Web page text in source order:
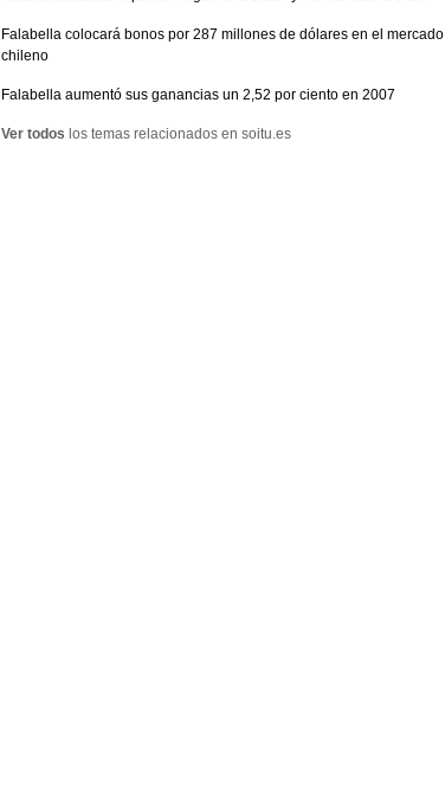
Falabella colocará bonos por 287 millones de dólares en el mercado
chileno
Falabella aumentó sus ganancias un 2,52 por ciento en 2007
Ver todos los temas relacionados en soitu.es